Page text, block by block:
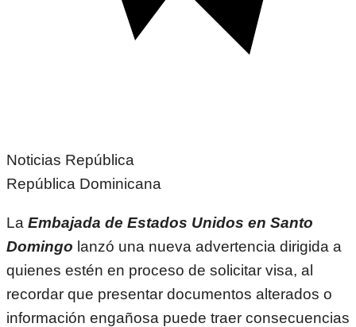
Noticias República
República Dominicana
La Embajada de Estados Unidos en Santo
Domingo lanzó una nueva advertencia dirigida a
quienes estén en proceso de solicitar visa, al
recordar que presentar documentos alterados o
información engañosa puede traer consecuencias